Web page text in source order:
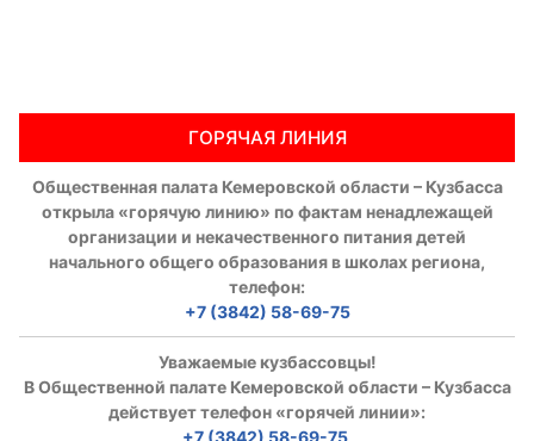
ГОРЯЧАЯ ЛИНИЯ
Общественная палата Кемеровской области – Кузбасса
открыла «горячую линию» по фактам ненадлежащей
организации и некачественного питания детей
начального общего образования в школах региона,
телефон:
+7 (3842) 58-69-75
Уважаемые кузбассовцы!
В Общественной палате Кемеровской области – Кузбасса
действует телефон «горячей линии»: